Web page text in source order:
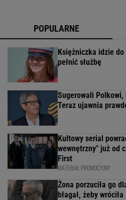
POPULARNE
Księżniczka idzie
pełnić służbę
Sugerowali Polkowi,
Teraz ujawnia
Kultowy serial
wewnętrzny" już od
First
MATERIAŁ PROMOCYJNY
Żona porzuciła go
błagał, żeby wróciła